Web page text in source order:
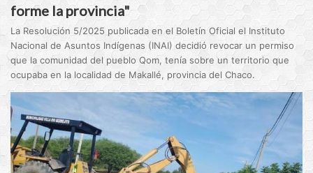
forme la provincia"
La Resolución 5/2025 publicada en el Boletín Oficial el Instituto
Nacional de Asuntos Indígenas (INAI) decidió revocar un permiso
que la comunidad del pueblo Qom, tenía sobre un territorio que
ocupaba en la localidad de Makallé, provincia del Chaco.